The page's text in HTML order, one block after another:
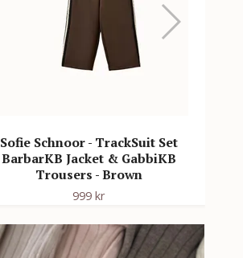
Sofie Schnoor - TrackSuit Set
BarbarKB Jacket & GabbiKB
Trousers - Brown
999 kr